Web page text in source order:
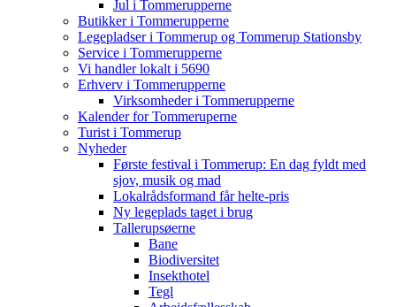
Jul i Tommerupperne
Butikker i Tommerupperne
Legepladser i Tommerup og Tommerup Stationsby
Service i Tommerupperne
Vi handler lokalt i 5690
Erhverv i Tommerupperne
Virksomheder i Tommerupperne
Kalender for Tommeruperne
Turist i Tommerup
Nyheder
Første festival i Tommerup: En dag fyldt med
sjov, musik og mad
Lokalrådsformand får helte-pris
Ny legeplads taget i brug
Tallerupsøerne
Bane
Biodiversitet
Insekthotel
Tegl